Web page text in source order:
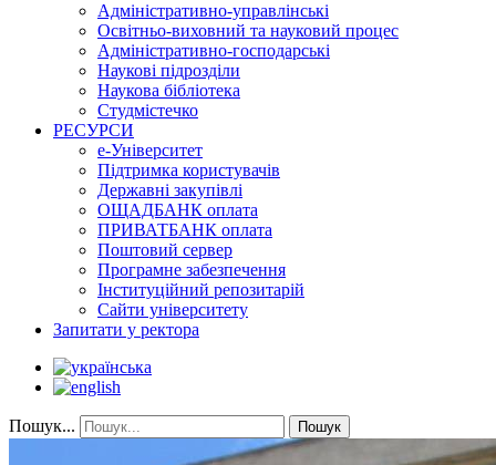
Адміністративно-управлінські
Освітньо-виховний та науковий процес
Адміністративно-господарські
Наукові підрозділи
Наукова бібліотека
Студмістечко
РЕСУРСИ
е-Університет
Підтримка користувачів
Державні закупівлі
ОЩАДБАНК оплата
ПРИВАТБАНК оплата
Поштовий сервер
Програмне забезпечення
Інституційний репозитарій
Сайти університету
Запитати у ректора
Пошук... Пошук